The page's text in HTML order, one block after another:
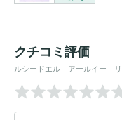
クチコミ評価
ルシードエル アールイー